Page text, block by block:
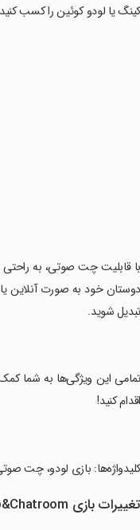
کینگ یا لودو کوئین را کسب
‏با قابلیت چت صوتی، به راحتی
تبدیل شوید.
اقدام کنید!
‏کلیدواژه‌ها: بازی لودو، چت
تغییرات بازی Lama Ludo-Ludo&Chatroom در نسخه جدید